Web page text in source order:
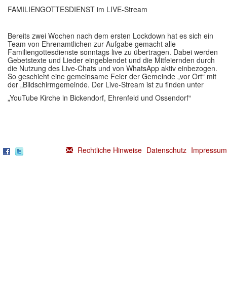
FAMILIENGOTTESDIENST im LIVE-Stream
Bereits zwei Wochen nach dem ersten Lockdown hat es sich ein
Team von Ehrenamtlichen zur Aufgabe gemacht alle
Familiengottesdienste sonntags live zu übertragen. Dabei werden
Gebetstexte und Lieder eingeblendet und die Mitfeiernden durch
die Nutzung des Live-Chats und von WhatsApp aktiv einbezogen.
So geschieht eine gemeinsame Feier der Gemeinde „vor Ort“ mit
der „Bildschirmgemeinde. Der Live-Stream ist zu finden unter
„YouTube Kirche in Bickendorf, Ehrenfeld und Ossendorf“
Rechtliche Hinweise Datenschutz Impressum